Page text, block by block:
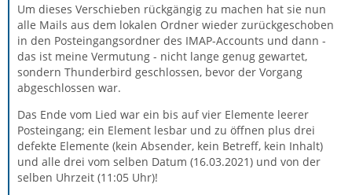
Um dieses Verschieben rückgängig zu machen hat sie nun
alle Mails aus dem lokalen Ordner wieder zurückgeschoben
in den Posteingangsordner des IMAP-Accounts und dann -
das ist meine Vermutung - nicht lange genug gewartet,
sondern Thunderbird geschlossen, bevor der Vorgang
abgeschlossen war.
Das Ende vom Lied war ein bis auf vier Elemente leerer
Posteingang; ein Element lesbar und zu öffnen plus drei
defekte Elemente (kein Absender, kein Betreff, kein Inhalt)
und alle drei vom selben Datum (16.03.2021) und von der
selben Uhrzeit (11:05 Uhr)!